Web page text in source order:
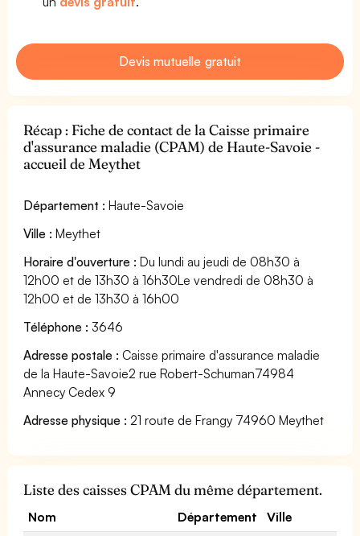
Devis mutuelle gratuit
Récap : Fiche de contact de la Caisse primaire
d'assurance maladie (CPAM) de Haute-Savoie -
accueil de Meythet
Département : Haute-Savoie
Ville : Meythet
Horaire d'ouverture : Du lundi au jeudi de 08h30 à
12h00 et de 13h30 à 16h30Le vendredi de 08h30 à
12h00 et de 13h30 à 16h00
Téléphone : 3646
Adresse postale : Caisse primaire d'assurance maladie
de la Haute-Savoie2 rue Robert-Schuman74984
Annecy Cedex 9
Adresse physique : 21 route de Frangy 74960 Meythet
Liste des caisses CPAM du même département.
Nom Département
Ville